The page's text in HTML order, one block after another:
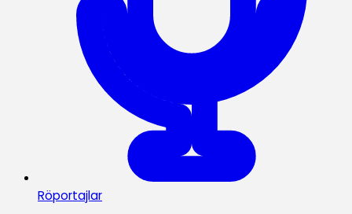
Röportajlar